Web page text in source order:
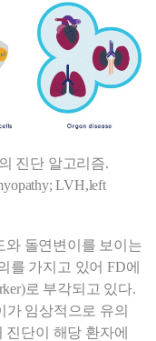
진단 알고리즘.
LVH,left
와 돌연변이를 보이는
를 가지고 있어 FD에
로 부각되고 있다.
임상적으로 유의
진단이 해당 환자에